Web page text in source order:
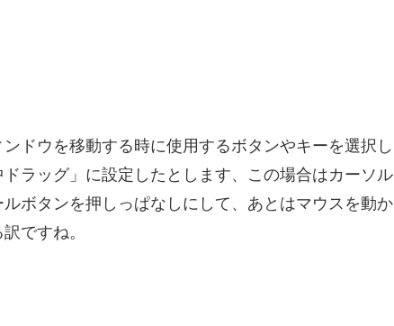
ドウを移動する時に使用するボタンやキーを選択し
ラッグ」に設定したとします、この場合はカーソル
ボタンを押しっぱなしにして、あとはマウスを動か
ですね。